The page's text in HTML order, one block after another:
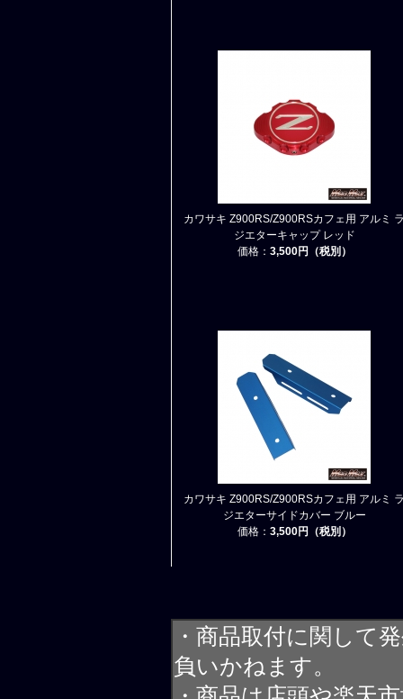
カワサキ Z900RS/Z900RSカフェ用 アルミ
ジエターキャップ レッド
価格： 3,500円（税別）
カワサキ Z900RS/Z900RSカフェ用 アルミ
ジエターサイドカバー ブルー
価格： 3,500円（税別）
・商品取付に関して
負いかねます。